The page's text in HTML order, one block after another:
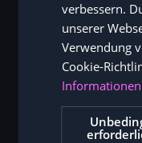
verbessern.
unserer
Verwendung
Cookie-
Informationen